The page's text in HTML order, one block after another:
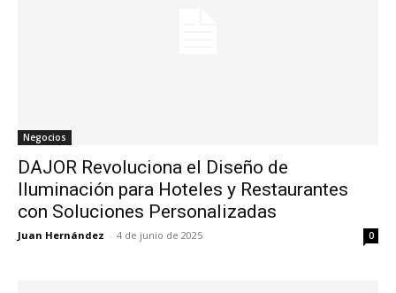
Negocios
DAJOR Revoluciona el Diseño de
Iluminación para Hoteles y Restaurantes
con Soluciones Personalizadas
Juan Hernández - 4 de junio de 2025 0